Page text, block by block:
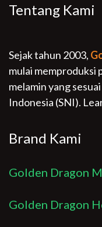
Tentang Kami
Sejak tahun 2003,
mulai memproduksi
melamin yang
Indonesia (SNI).
Brand Kami
Golden Dragon
Golden Dragon